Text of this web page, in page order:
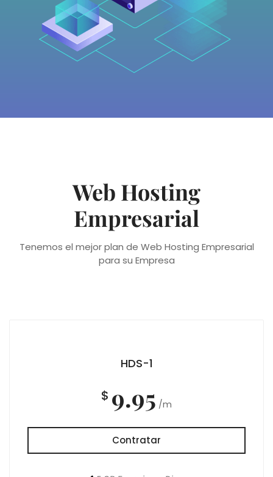
Web Hosting
Empresarial
Tenemos el mejor plan de Web Hosting Empresarial
para su Empresa
HDS-1
$ 9.95 /m
Contratar